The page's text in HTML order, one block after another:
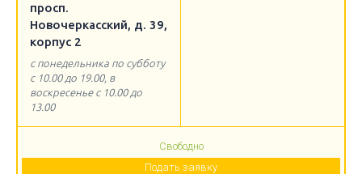
просп.
Новочеркасский, д. 39,
корпус 2
с понедельника по субботу
с 10.00 до 19.00, в
воскресенье с 10.00 до
13.00
Свободно
Подать заявку